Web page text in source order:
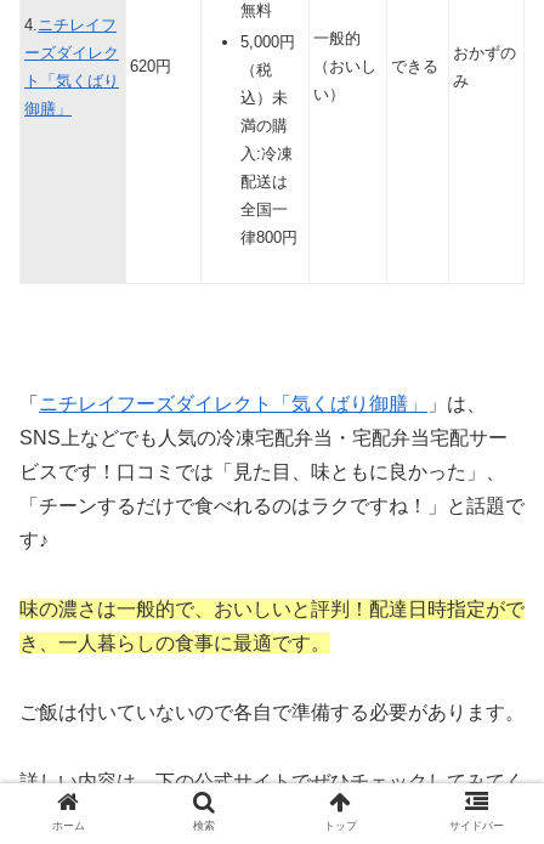
4. ニチレイフ
ーズダイレク
ト「気くばり
御膳」
620円
無料
5,000円
（税
込）未
満の購
入:冷凍
配送は
全国一
律800円
一般的
（おいし
い）
できる
おかずの
み
「 ニチレイフーズダイレクト「気くばり御膳」
」は、
SNS上などでも人気の冷凍宅配弁当・宅配弁当宅配サー
ビスです！口コミでは「見た目、味ともに良かった」、
「チーンするだけで食べれるのはラクですね！」と話題で
す♪
味の濃さは一般的で、おいしいと評判！配達日時指定がで
き、一人暮らしの食事に最適です。
ご飯は付いていないので各自で準備する必要があります。
詳しい内容は、下の公式サイトでぜひチェックしてみてく
ださいね♪
※以下リンク先が通販最安値
ホーム 検索 トップ サイドバー